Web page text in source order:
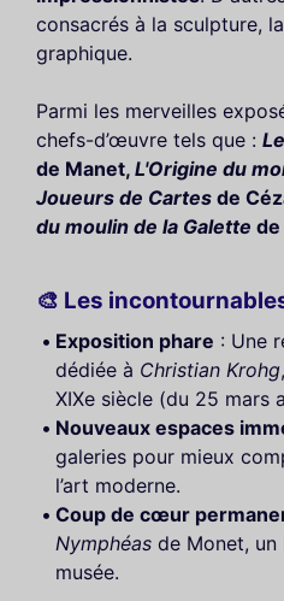
consacrés à la sculpture,
graphique.
Parmi les merveilles
chefs-d’œuvre tels que :
de Manet, L'Origine du
Joueurs de Cartes de
du moulin de la Galette de
🎨 Les
Exposition phare : Une
dédiée à Christian Krohg
XIXe siècle (du 25 mars
Nouveaux espaces
galeries pour mieux
l’art moderne.
Coup de cœur
Nymphéas de Monet,
musée.